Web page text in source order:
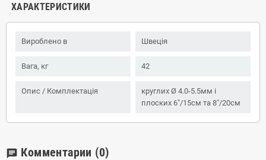
ХАРАКТЕРИСТИКИ
Вироблено в Швеція
Вага, кг 42
Опис / Комплектація
круглих Ø 4.0-5.5мм і
плоских 6"/15см та 8"/20см
chat Комментарии (0)